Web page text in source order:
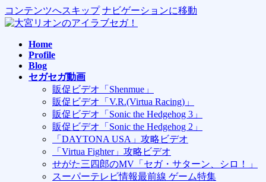
コンテンツへスキップ ナビゲーションに移動
Home
Profile
Blog
セガセガ動画
販促ビデオ「Shenmue」
販促ビデオ「V.R.(Virtua Racing)」
販促ビデオ「Sonic the Hedgehog 3」
販促ビデオ「Sonic the Hedgehog 2」
「DAYTONA USA」攻略ビデオ
「Virtua Fighter」攻略ビデオ
せがた三四郎のMV「セガ・サターン、シロ！」
スーパーテレビ情報最前線 ゲーム特集